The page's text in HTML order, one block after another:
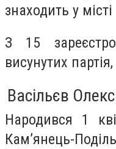
знаходить у
З 15
висунутих
Васільєв
Народився 1
Кам’янець-